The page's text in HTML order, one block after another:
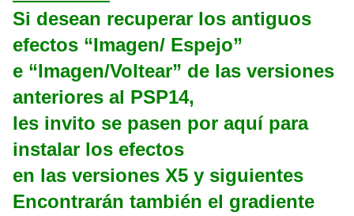
Si desean recuperar los antiguos
efectos “Imagen/ Espejo”
e “Imagen/Voltear” de las versiones
anteriores al PSP14,
les invito se pasen por aquí para
instalar los efectos
en las versiones X5 y siguientes
Encontrarán también el gradiente